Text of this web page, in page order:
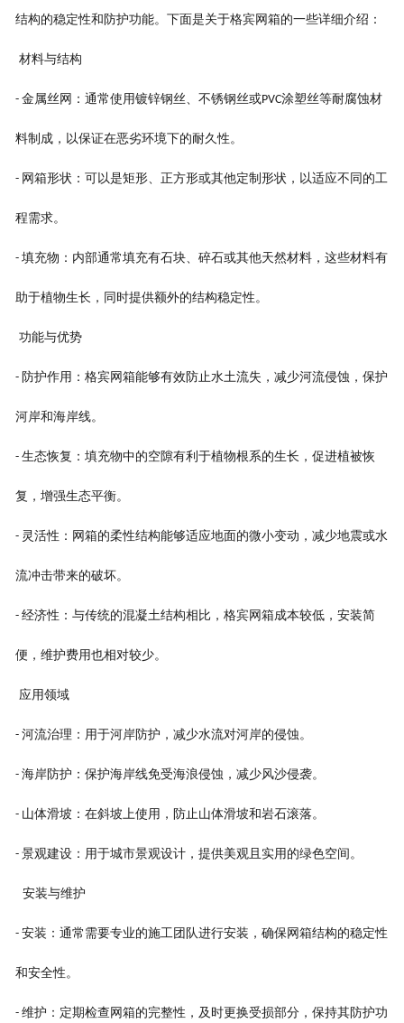
结构的稳定性和防护功能。下面是关于格宾网箱的一些详细介绍：
材料与结构
- 金属丝网：通常使用镀锌钢丝、不锈钢丝或PVC涂塑丝等耐腐蚀材
料制成，以保证在恶劣环境下的耐久性。
- 网箱形状：可以是矩形、正方形或其他定制形状，以适应不同的工
程需求。
- 填充物：内部通常填充有石块、碎石或其他天然材料，这些材料有
助于植物生长，同时提供额外的结构稳定性。
功能与优势
- 防护作用：格宾网箱能够有效防止水土流失，减少河流侵蚀，保护
河岸和海岸线。
- 生态恢复：填充物中的空隙有利于植物根系的生长，促进植被恢
复，增强生态平衡。
- 灵活性：网箱的柔性结构能够适应地面的微小变动，减少地震或水
流冲击带来的破坏。
- 经济性：与传统的混凝土结构相比，格宾网箱成本较低，安装简
便，维护费用也相对较少。
应用领域
- 河流治理：用于河岸防护，减少水流对河岸的侵蚀。
- 海岸防护：保护海岸线免受海浪侵蚀，减少风沙侵袭。
- 山体滑坡：在斜坡上使用，防止山体滑坡和岩石滚落。
- 景观建设：用于城市景观设计，提供美观且实用的绿色空间。
安装与维护
- 安装：通常需要专业的施工团队进行安装，确保网箱结构的稳定性
和安全性。
- 维护：定期检查网箱的完整性，及时更换受损部分，保持其防护功